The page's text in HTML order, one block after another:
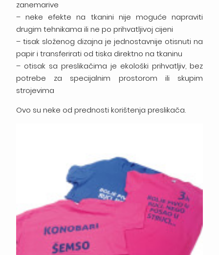
zanemarive
– neke efekte na tkanini nije moguće napraviti
drugim tehnikama ili ne po prihvatljivoj cijeni
– tisak složenog dizajna je jednostavnije otisnuti na
papir i transferirati od tiska direktno na tkaninu
– otisak sa preslikačima je ekološki prihvatljiv, bez
potrebe za specijalnim prostorom ili skupim
strojevima
Ovo su neke od prednosti korištenja preslikača.